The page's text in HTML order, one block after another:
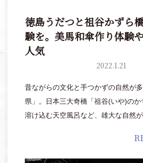
徳島うだつと祖谷かずら
験を。美馬和傘作り体験
人気
2022.1.21
昔ながらの文化と手つかずの自然が
県」。日本三大奇橋「祖谷(いや)のか
溶け込む天空風呂など、雄大な自然が
あふれる美馬市「うだつの町並み」
なく伝統的な和傘作りも体験でき、